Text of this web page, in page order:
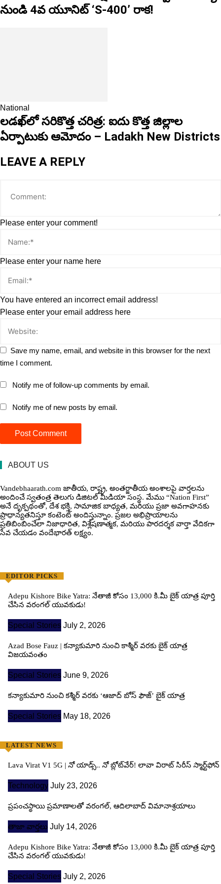
నుండి 4వ యూనిట్ ‘S-400’ రాక!
National
లడఖ్‌లో సరికొత్త చరిత్ర: ఐదు కొత్త జిల్లాల
ఏర్పాటుకు ఆమోదం – Ladakh New Districts
LEAVE A REPLY
Please enter your comment!
Please enter your name here
You have entered an incorrect email address!
Please enter your email address here
Save my name, email, and website in this browser for the next
time I comment.
Notify me of follow-up comments by email.
Notify me of new posts by email.
ABOUT US
Vandebhaarath.com జాతీయ, రాష్ట్ర, అంతర్జాతీయ అంశాలపై వార్తలను
అందించే స్వతంత్ర తెలుగు డిజిటల్ మీడియా సంస్థ. మేము “Nation First”
అనే దృక్పథంతో, దేశ భక్తి, సామాజిక బాధ్యత, మరియు ప్రజా అవగాహనకు
ప్రాధాన్యతనిస్తూ కంటెంట్ అందిస్తున్నాం. ప్రజల అభిప్రాయాలను
ప్రతిబింబించేలా నిజాధారిత, విశ్లేషణాత్మక, మరియు పారదర్శక వార్తా వేదికగా
సేవ చేయడం వందేభార‌త్ ల‌క్ష్యం.
EDITOR PICKS
Adepu Kishore Bike Yatra: నేతాజీ కోసం 13,000 కి.మీ బైక్ యాత్ర పూర్తి
చేసిన వరంగల్ యువకుడు!
Special Stories July 2, 2026
Azad Bose Fauz | కన్యాకుమారి నుంచి కాశ్మీర్ వరకు బైక్ యాత్ర
విజయవంతం
Special Stories June 9, 2026
కన్యాకుమారి నుంచి కశ్మీర్ వరకు ‘ఆజాద్ బోస్ ఫౌజ్’ బైక్ యాత్ర
Special Stories May 18, 2026
LATEST NEWS
Lava Virat V1 5G | నో యాడ్స్.. నో బ్లోట్‌వేర్! లావా విరాట్ సిరీస్ స్మార్ట్‌ఫోన్​
Technology July 23, 2026
ప్రపంచస్థాయి ప్రమాణాలతో వరంగల్, ఆదిలాబాద్ విమానాశ్రయాలు
తాజా వార్తలు July 14, 2026
Adepu Kishore Bike Yatra: నేతాజీ కోసం 13,000 కి.మీ బైక్ యాత్ర పూర్తి
చేసిన వరంగల్ యువకుడు!
Special Stories July 2, 2026